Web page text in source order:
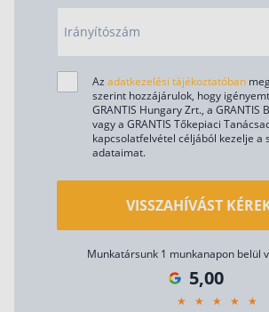
ETF
Gyermek megtakarítás
Babakötvény kisokos 👶
Lakástakarék
Vállalkozói hitel
Szabad felhasználású
Hitelkiváltás
Irányítószám
Az adatkezelési tájékoztatóban
szerint hozzájárulok, hogy
GRANTIS Hungary Zrt., a GRANTIS
vagy a GRANTIS Tőkepiaci
kapcsolatfelvétel céljából kezelje a
adataimat.
VISSZAHÍVÁST
Munkatársunk 1 munkanapon belül
5,00